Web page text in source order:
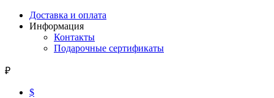
Доставка и оплата
Информация
Контакты
Подарочные сертификаты
₽
$